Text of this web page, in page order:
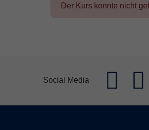
Der Kurs konnte nicht
Social Media